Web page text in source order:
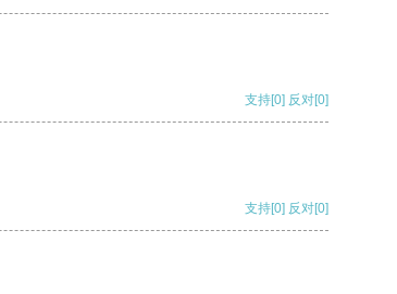
支持[0] 反对[0]
支持[0] 反对[0]